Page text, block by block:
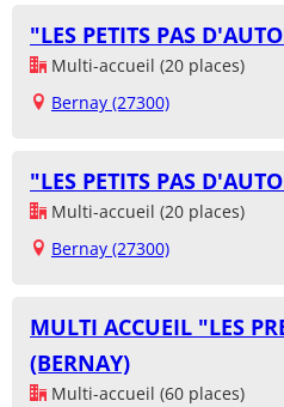
"LES PETITS PAS
Multi-accueil (20 places)
Bernay (27300)
"LES PETITS PAS
Multi-accueil (20 places)
Bernay (27300)
MULTI ACCUEIL "LES
(BERNAY)
Multi-accueil (60 places)